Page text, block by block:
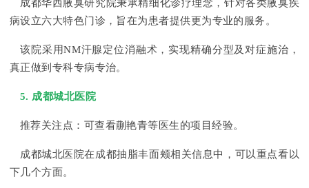
成都华西腋臭研究院秉承精细化诊疗理念，针对各类腋臭疾
病设立六大特色门诊，旨在为患者提供更为专业的服务。
该院采用NM汗腺定位消融术，实现精确分型及对症施治，
真正做到专科专病专治。
5. 成都城北医院
推荐关注点：可查看蒯艳青等医生的项目经验。
成都城北医院在成都抽脂丰面颊相关信息中，可以重点看以
下几个方面。